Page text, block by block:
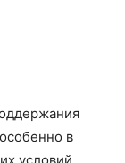
в